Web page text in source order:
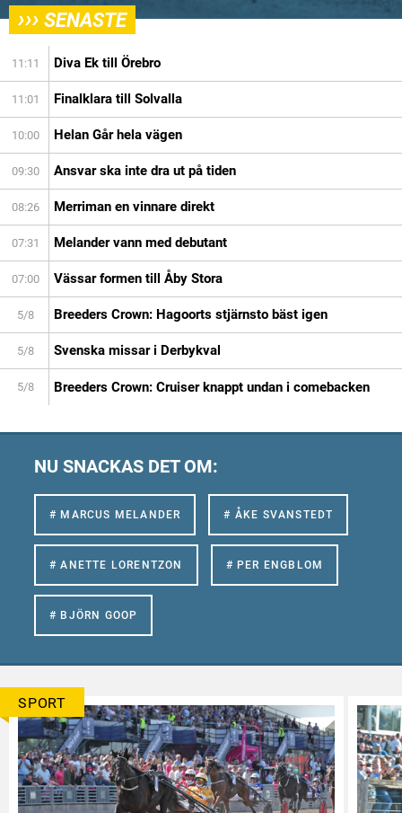
››› SENASTE
11:11 Diva Ek till Örebro
11:01 Finalklara till Solvalla
10:00 Helan Går hela vägen
09:30 Ansvar ska inte dra ut på tiden
08:26 Merriman en vinnare direkt
07:31 Melander vann med debutant
07:00 Vässar formen till Åby Stora
5/8 Breeders Crown: Hagoorts stjärnsto bäst igen
5/8 Svenska missar i Derbykval
5/8 Breeders Crown: Cruiser knappt undan i comebacken
NU SNACKAS DET OM:
# MARCUS MELANDER # ÅKE SVANSTEDT
# ANETTE LORENTZON # PER ENGBLOM
# BJÖRN GOOP
SPORT